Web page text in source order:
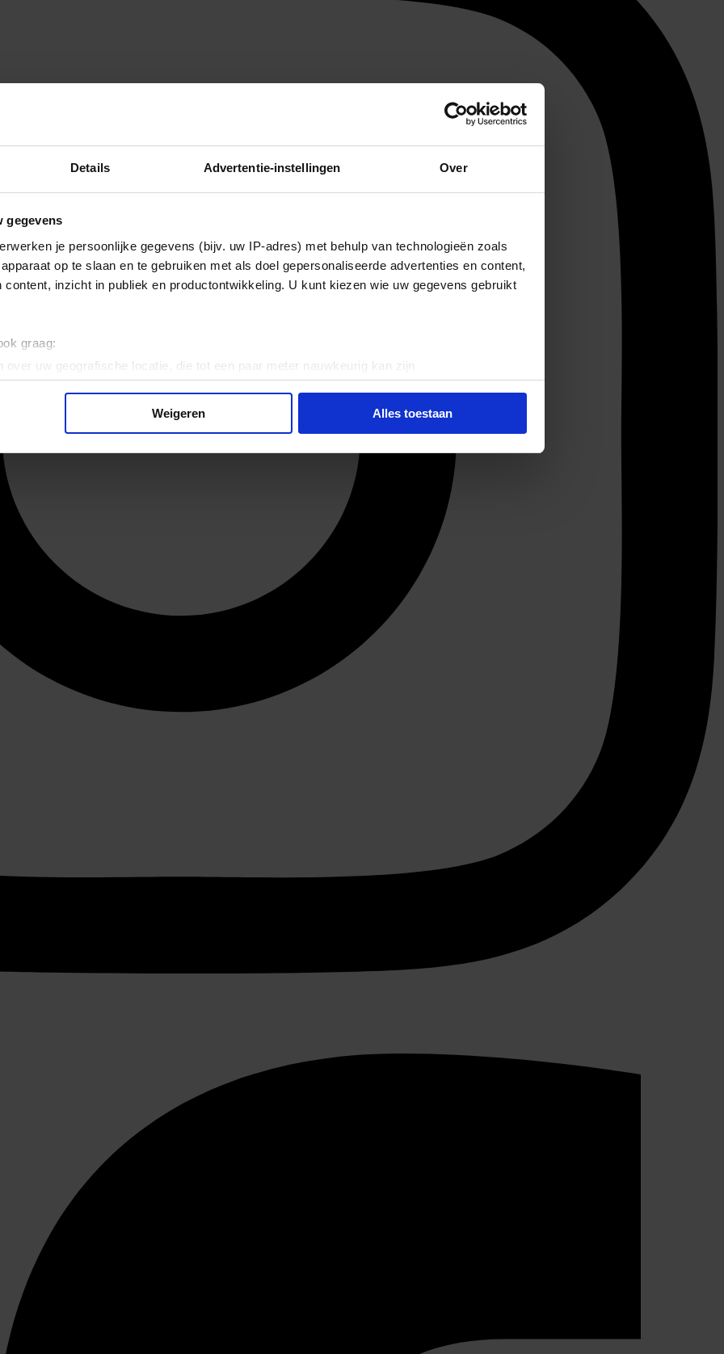
Details Advertentie-instellingen Over
gegevens
je persoonlijke gegevens (bijv. uw IP-adres) met behulp van technologieën zoals
op te slaan en te gebruiken met als doel gepersonaliseerde advertenties en content,
content, inzicht in publiek en productontwikkeling. U kunt kiezen wie uw gegevens gebruikt
graag:
over uw geografische locatie, die tot een paar meter nauwkeurig kan zijn
door het actief te scannen op specifieke eigenschappen (fingerprinting)
gegevens worden verwerkt en stel uw voorkeuren in het
detailgedeelte
en advertenties te personaliseren, om functies voor social media te bieden en om ons
Ook delen we informatie over uw gebruik van onze site met onze partners voor social
Deze partners kunnen deze gegevens combineren met andere informatie die u aan ze heeft
op basis van uw gebruik van hun services.
Weigeren Alles toestaan